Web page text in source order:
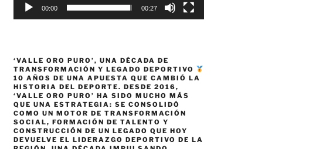
00:00 00:27
‘VALLE ORO PURO’, UNA DÉCADA DE
TRANSFORMACIÓN Y LEGADO DEPORTIVO
10 AÑOS DE UNA APUESTA QUE CAMBIÓ LA
HISTORIA DEL DEPORTE. DESDE 2016,
‘VALLE ORO PURO’ HA SIDO MUCHO MÁS
QUE UNA ESTRATEGIA: SE CONSOLIDÓ
COMO UN MOTOR DE TRANSFORMACIÓN
SOCIAL, FORMACIÓN DE TALENTO Y
CONSTRUCCIÓN DE UN LEGADO QUE HOY
DEVUELVE EL LIDERAZGO DEPORTIVO DE LA